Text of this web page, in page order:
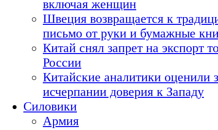
включая женщин
Швеция возвращается к
письмо от руки и бумажные
Китай снял запрет на экспорт
России
Китайские аналитики оценили
исчерпании доверия к Западу
Силовики
Армия